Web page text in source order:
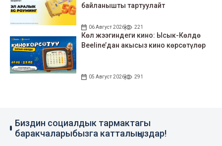
байланышты тартуулайт
06 Август 2026 221
Көл жээгиндеги кино: Ысык-Көлдө
Beeline’дан акысыз кино көрсөтүлөр
05 Август 2026 291
Биздин социалдык тармактагы
баракчаларыбызга катталыңыздар!